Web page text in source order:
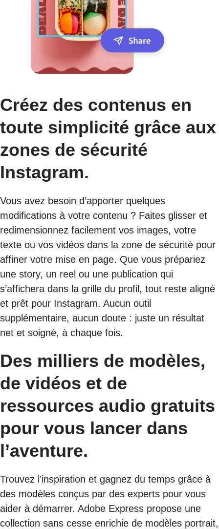
Créez des contenus en
toute simplicité grâce aux
zones de sécurité
Instagram.
Vous avez besoin d’apporter quelques
modifications à votre contenu ? Faites glisser et
redimensionnez facilement vos images, votre
texte ou vos vidéos dans la zone de sécurité pour
affiner votre mise en page. Que vous prépariez
une story, un reel ou une publication qui
s’affichera dans la grille du profil, tout reste aligné
et prêt pour Instagram. Aucun outil
supplémentaire, aucun doute : juste un résultat
net et soigné, à chaque fois.
Des milliers de modèles,
de vidéos et de
ressources audio gratuits
pour vous lancer dans
l’aventure.
Trouvez l’inspiration et gagnez du temps grâce à
des modèles conçus par des experts pour vous
aider à démarrer. Adobe Express propose une
collection sans cesse enrichie de modèles portrait,